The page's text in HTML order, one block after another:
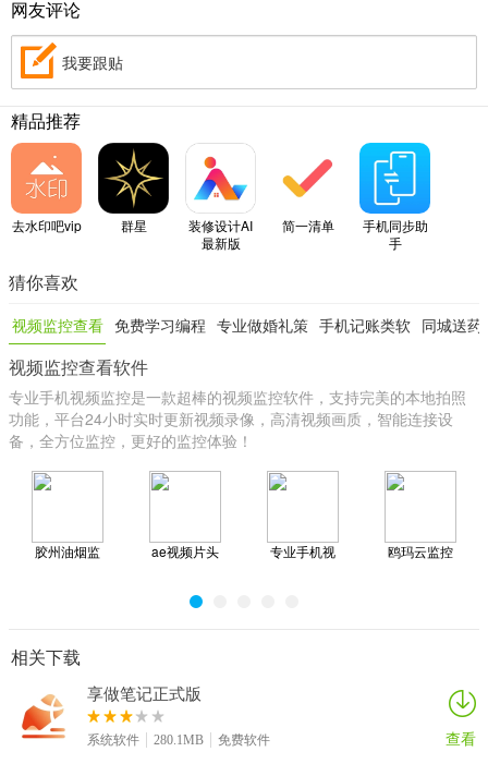
网友评论
我要跟贴
精品推荐
去水印吧vip 群星
装修设计AI
最新版
简一清单
手机同步助
手
猜你喜欢
视频监控查看
软件
免费学习编程
软件
专业做婚礼策 手机记账类软 同城送药
视频监控查看软件
专业手机视频监控是一款超棒的视频监控软件，支持完美的本地拍照
功能，平台24小时实时更新视频录像，高清视频画质，智能连接设
备，全方位监控，更好的监控体验！
胶州油烟监
ae视频片头
专业手机视
鸥玛云监控
相关下载
享做笔记正式版
系统软件 280.1MB 免费软件 查看